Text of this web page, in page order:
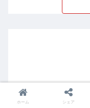
ホーム シェア